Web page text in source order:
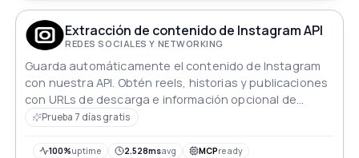
Extracción de contenido de Instagram API
REDES SOCIALES Y NETWORKING
Guarda automáticamente el contenido de Instagram
con nuestra API. Obtén reels, historias y publicaciones
con URLs de descarga e información opcional de
usuario y descripción.
Prueba 7 días gratis
100%uptime 2.528msavg MCPready